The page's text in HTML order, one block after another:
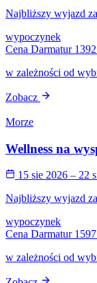
Najbliższy wyjazd
wypoczynek
Cena Darmatur
w zależności od
Zobacz
Morze
Wellness na
15 sie 2026 – 22
Najbliższy wyjazd
wypoczynek
Cena Darmatur
w zależności od